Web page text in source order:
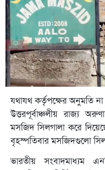
যথাযথ কর্তৃপক্ষের অনুমতি না
উত্তরপূর্বাঞ্চলীয় রাজ্য
মসজিদ সিলগালা করে
বৃহস্পতিবার মসজিদগুলো
ভারতীয় সংবাদমাধ্যম